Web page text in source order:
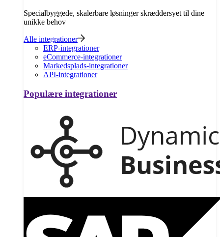
Specialbyggede, skalerbare løsninger skræddersyet til dine
unikke behov
Alle integrationer
ERP-integrationer
eCommerce-integrationer
Markedsplads-integrationer
API-integrationer
Populære integrationer